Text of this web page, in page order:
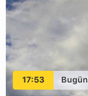
17:53 Bugün